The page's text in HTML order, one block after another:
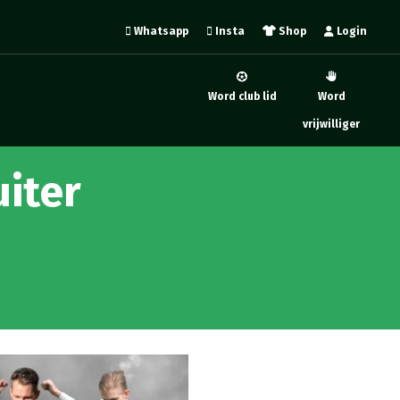
Login
Shop
Insta
Whatsapp
Word
vrijwilliger
Word club lid